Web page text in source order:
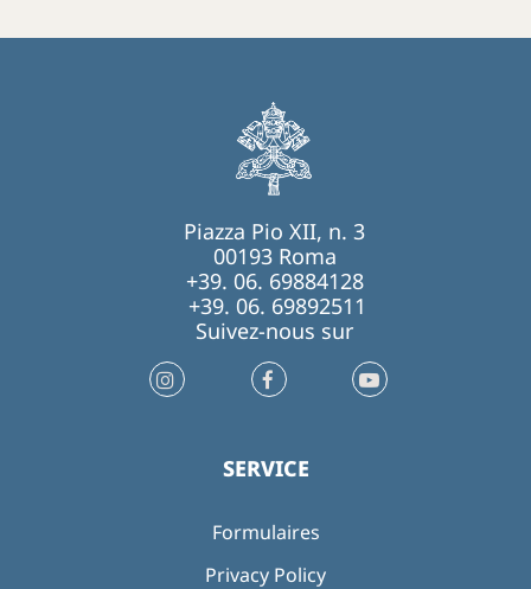
Piazza Pio XII, n. 3
00193 Roma
+39. 06. 69884128
+39. 06. 69892511
Suivez-nous sur
SERVICE
Formulaires
Privacy Policy